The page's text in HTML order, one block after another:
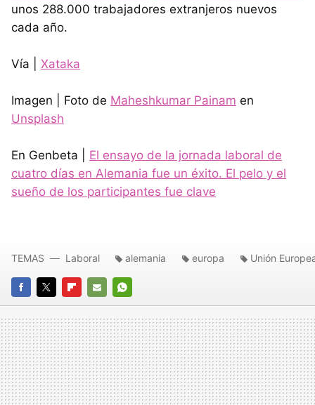
unos 288.000 trabajadores extranjeros nuevos
cada año.
Vía | Xataka
Imagen | Foto de Maheshkumar Painam en
Unsplash
En Genbeta | El ensayo de la jornada laboral de
cuatro días en Alemania fue un éxito. El pelo y el
sueño de los participantes fue clave
FACEBOOK
TWITTERFLIPBOARD
E-
MAIL
WHATSAPP
TEMAS Laboral alemania europa Unión